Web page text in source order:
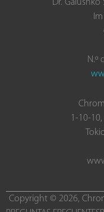
Dr.
N.º
1-10-
Copyright © 2026,